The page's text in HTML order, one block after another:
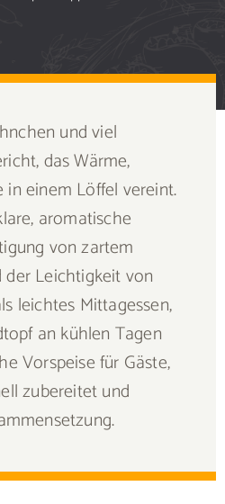
und viel
das Wärme,
in einem Löffel vereint.
aromatische
von zartem
Leichtigkeit von
leichtes Mittagessen,
an kühlen Tagen
Vorspeise für Gäste,
zubereitet und